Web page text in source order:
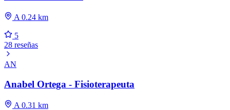
A 0.24 km
5
28 reseñas
AN
Anabel Ortega - Fisioterapeuta
A 0.31 km